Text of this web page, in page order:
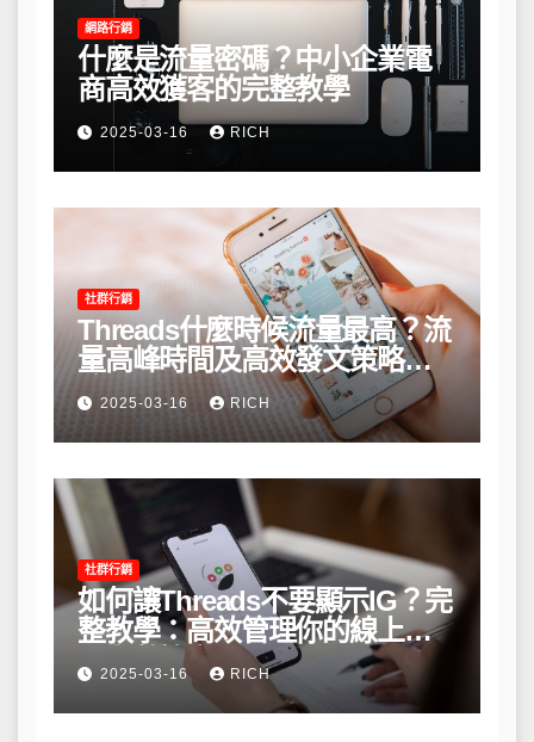
網路行銷
什麼是流量密碼？中小企業電
商高效獲客的完整教學
2025-03-16 RICH
社群行銷
Threads什麼時候流量最高？流
量高峰時間及高效發文策略攻
略2025-03-16 RICH
社群行銷
如何讓Threads不要顯示IG？完
整教學：高效管理你的線上隱
私與數據安全
2025-03-16 RICH